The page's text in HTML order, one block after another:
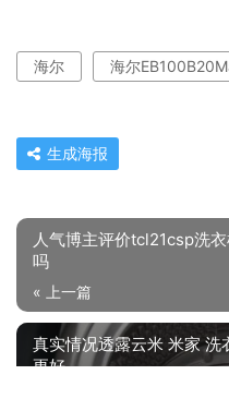
海尔 海尔
生成海报
人气博主评价tcl21csp洗
吗
« 上一篇
真实情况透露云米 米家
更好